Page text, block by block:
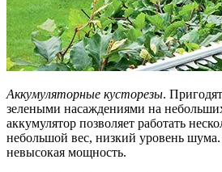
Аккумуляторные кусторезы.
зелеными насаждениями на
аккумулятор позволяет работать
небольшой вес, низкий уровень шума.
невысокая мощность.